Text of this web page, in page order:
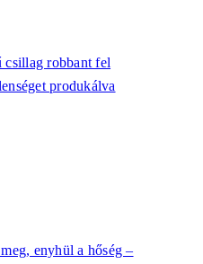
csillag robbant fel
produkálva
enyhül a hőség –